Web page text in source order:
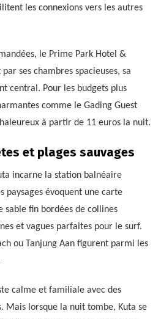
les connexions vers les autres
le Prime Park Hotel &
ses chambres spacieuses, sa
central. Pour les budgets plus
comme le Gading Guest
à partir de 11 euros la nuit.
et plages sauvages
incarne la station balnéaire
paysages évoquent une carte
sable fin bordées de collines
et vagues parfaites pour le surf.
ou Tanjung Aan figurent parmi les
calme et familiale avec des
Mais lorsque la nuit tombe, Kuta se